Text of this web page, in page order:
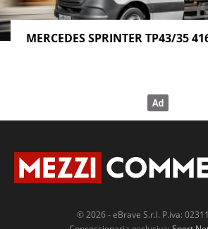
MERCEDES SPRINTER TP43/35
© 2026 - eBrave S.r.l. P.iva: